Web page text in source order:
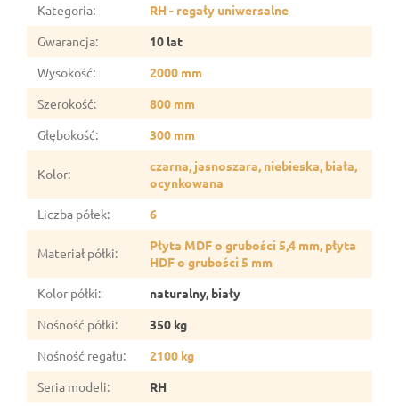
Kategoria:
RH - regały uniwersalne
Gwarancja:
10 lat
Wysokość:
2000 mm
Szerokość:
800 mm
Głębokość: 300 mm
Kolor:
czarna, jasnoszara, niebieska, biała,
ocynkowana
Liczba półek: 6
Materiał półki:
Płyta MDF o grubości 5,4 mm, płyta
HDF o grubości 5 mm
Kolor półki:
naturalny, biały
Nośność półki:
350 kg
Nośność regału:
2100 kg
Seria modeli:
RH